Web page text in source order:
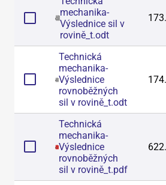
mechanika-
Výslednice sil v
rovině_t.odt
Technická
mechanika-
Výslednice
rovnoběžných
sil v rovině_t.odt
Technická
mechanika-
Výslednice
rovnoběžných
sil v rovině_t.pdf